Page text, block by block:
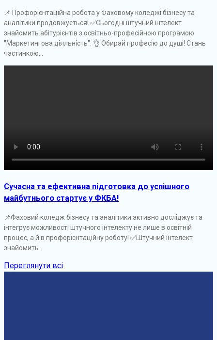
📌 Профорієнтаційна робота у Фаховому коледжі бізнесу та
аналітики продовжується! ✅️Сьогодні штучний інтелект
знайомить абітурієнтів з освітньо-професійною програмою
"Маркетингова діяльність". 👌 Обирай професію до душі! Стань
частинкою...
Сучасна та ефективна підготовка до успішного
майбутнього стартує у ФКБА!
📌Фаховий коледж бізнесу та аналітики активно досліджує та
інтегрує можливості штучного інтелекту не лише в освітній
процес, а й в профорієнтаційну роботу! ✅️Штучний інтелект
знайомить...
Переглянути всі